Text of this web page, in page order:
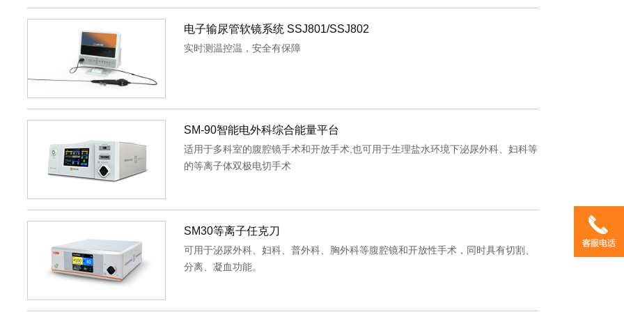
电子输尿管软镜系统 SSJ801/SSJ802
实时测温控温，安全有保障
SM-90智能电外科综合能量平台
适用于多科室的腹腔镜手术和开放手术,也可用于生理盐水环境下泌尿外科、妇科等
的等离子体双极电切手术
SM30等离子任克刀
可用于泌尿外科、妇科、普外科、胸外科等腹腔镜和开放性手术，同时具有切割、
分离、凝血功能。